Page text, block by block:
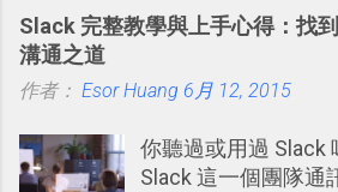
Slack 完整教學與上手心得：找
溝通之道
作者： Esor Huang 6月 12, 2015
你聽過或用過 Slack
Slack 這一個團隊通